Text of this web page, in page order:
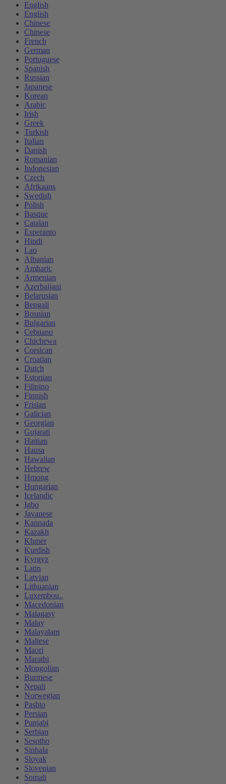
English
English
Chinese
Chinese
French
German
Portuguese
Spanish
Russian
Japanese
Korean
Arabic
Irish
Greek
Turkish
Italian
Danish
Romanian
Indonesian
Czech
Afrikaans
Swedish
Polish
Basque
Catalan
Esperanto
Hindi
Lao
Albanian
Amharic
Armenian
Azerbaijani
Belarusian
Bengali
Bosnian
Bulgarian
Cebuano
Chichewa
Corsican
Croatian
Dutch
Estonian
Filipino
Finnish
Frisian
Galician
Georgian
Gujarati
Haitian
Hausa
Hawaiian
Hebrew
Hmong
Hungarian
Icelandic
Igbo
Javanese
Kannada
Kazakh
Khmer
Kurdish
Kyrgyz
Latin
Latvian
Lithuanian
Luxembou..
Macedonian
Malagasy
Malay
Malayalam
Maltese
Maori
Marathi
Mongolian
Burmese
Nepali
Norwegian
Pashto
Persian
Punjabi
Serbian
Sesotho
Sinhala
Slovak
Slovenian
Somali